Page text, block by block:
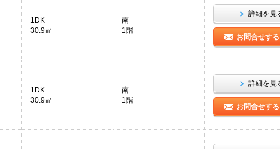
1DK
30.9㎡
南
1階
詳細を見
お問合せす
1DK
30.9㎡
南
1階
詳細を見
お問合せす